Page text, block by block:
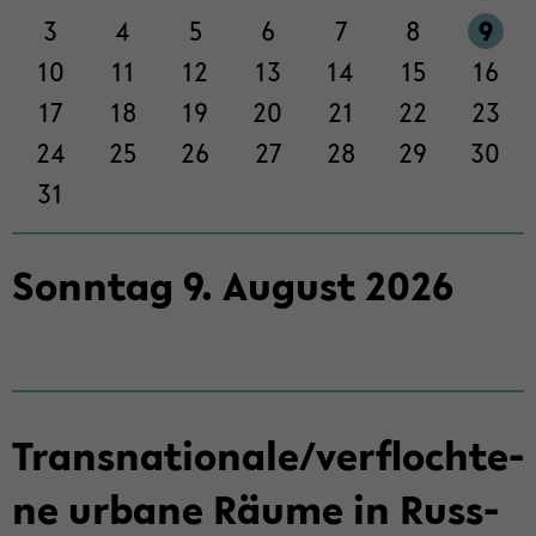
seln
3
4 5 6 7 8
9
10
11 12 13 14 15
16
17
18 19 20 21 22
23
24
25 26 27 28 29
30
31
Sonn­tag 9. Au­gust2026
Trans­na­tio­na­le/ver­floch­te­
ne ur­ba­ne Räume in Russ­